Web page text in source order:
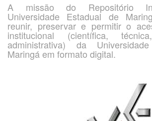
A missão do Repositório
Universidade Estadual de
reunir, preservar e permitir o
institucional (científica,
administrativa) da
Maringá em formato digital.